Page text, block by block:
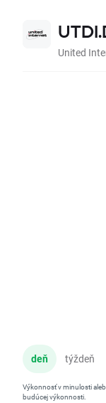
United
deň týždeň
Výkonnosť v minulosti
budúcej výkonnosti.